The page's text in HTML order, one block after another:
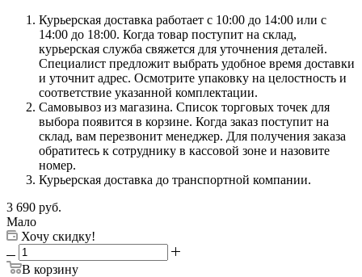
Курьерская доставка работает с 10:00 до 14:00 или с
14:00 до 18:00. Когда товар поступит на склад,
курьерская служба свяжется для уточнения деталей.
Специалист предложит выбрать удобное время доставки
и уточнит адрес. Осмотрите упаковку на целостность и
соответствие указанной комплектации.
Самовывоз из магазина. Список торговых точек для
выбора появится в корзине. Когда заказ поступит на
склад, вам перезвонит менеджер. Для получения заказа
обратитесь к сотруднику в кассовой зоне и назовите
номер.
Курьерская доставка до транспортной компании.
3 690 руб.
Мало
Хочу скидку!
В корзину